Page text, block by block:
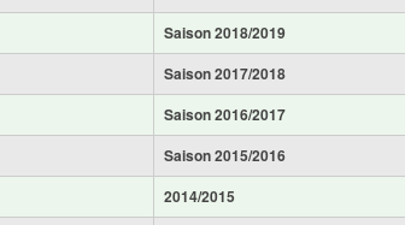
Saison 2018/2019
Saison 2017/2018
Saison 2016/2017
Saison 2015/2016
2014/2015